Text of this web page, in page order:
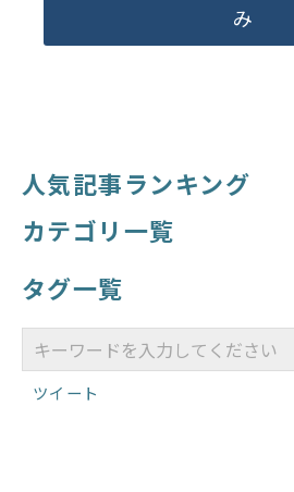
み
人気記事ランキング
カテゴリ一覧
タグ一覧
ツイート